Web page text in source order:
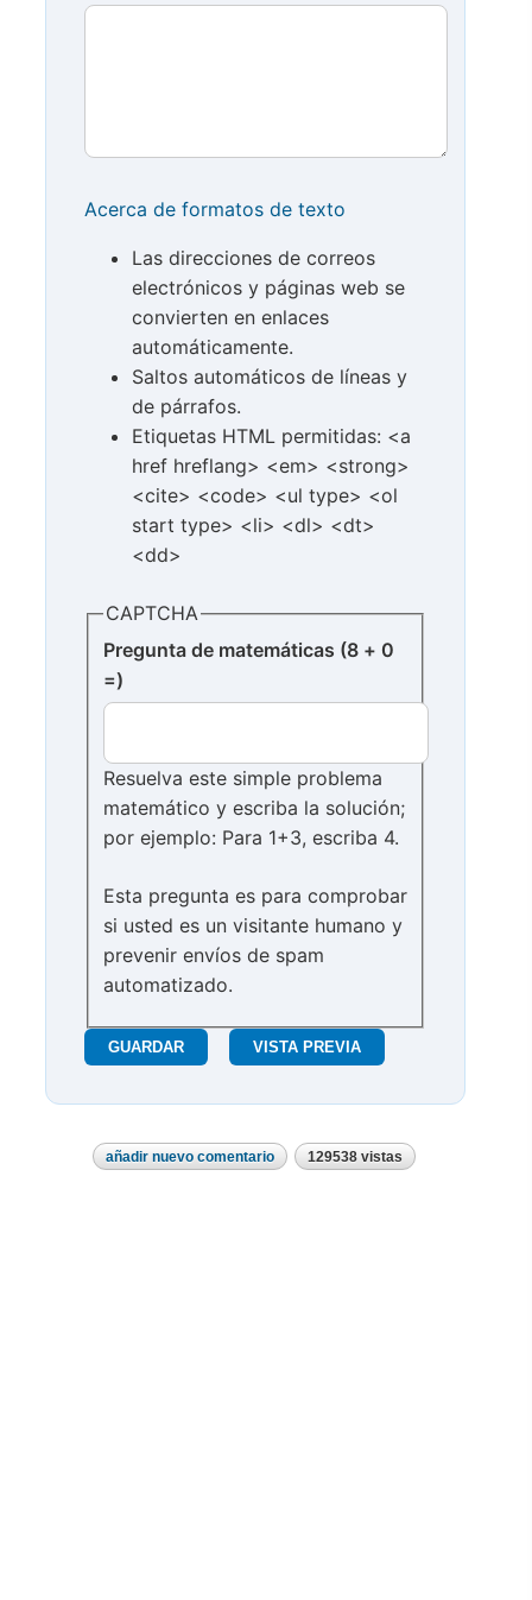
Acerca de formatos de texto
Las direcciones de correos
electrónicos y páginas web se
convierten en enlaces
automáticamente.
Saltos automáticos de líneas y
de párrafos.
Etiquetas HTML permitidas: <a
href hreflang> <em> <strong>
<cite> <code> <ul type> <ol
start type> <li> <dl> <dt>
<dd>
CAPTCHA
Pregunta de matemáticas (8 + 0
=)
Resuelva este simple problema
matemático y escriba la solución;
por ejemplo: Para 1+3, escriba 4.
Esta pregunta es para comprobar
si usted es un visitante humano y
prevenir envíos de spam
automatizado.
añadir nuevo comentario 129538 vistas